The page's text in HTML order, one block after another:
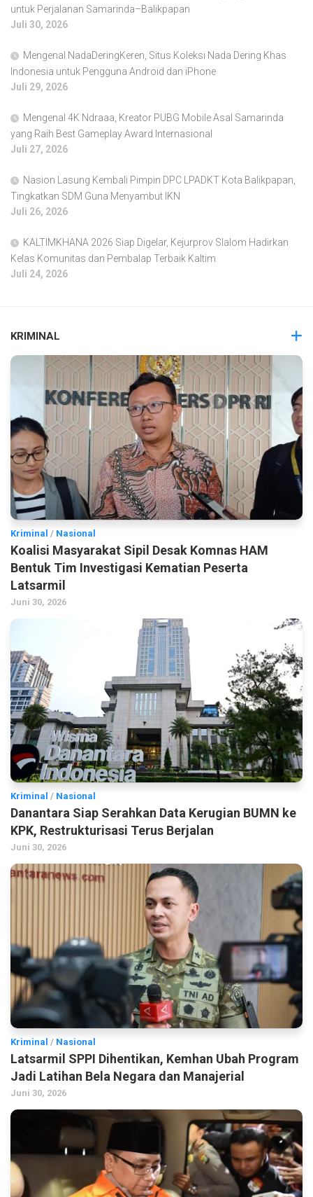
untuk Perjalanan Samarinda–Balikpapan
Juli 30, 2026
Mengenal NadaDeringKeren, Situs Koleksi Nada Dering Khas
Indonesia untuk Pengguna Android dan iPhone
Juli 29, 2026
Mengenal 4K Ndraaa, Kreator PUBG Mobile Asal Samarinda
yang Raih Best Gameplay Award Internasional
Juli 27, 2026
Nasion Lasung Kembali Pimpin DPC LPADKT Kota Balikpapan,
Tingkatkan SDM Guna Menyambut IKN
Juli 26, 2026
KALTIMKHANA 2026 Siap Digelar, Kejurprov Slalom Hadirkan
Kelas Komunitas dan Pembalap Terbaik Kaltim
Juli 24, 2026
KRIMINAL
Kriminal / Nasional
Koalisi Masyarakat Sipil Desak Komnas HAM
Bentuk Tim Investigasi Kematian Peserta
Latsarmil
Juni 30, 2026
Kriminal / Nasional
Danantara Siap Serahkan Data Kerugian BUMN ke
KPK, Restrukturisasi Terus Berjalan
Juni 30, 2026
Kriminal / Nasional
Latsarmil SPPI Dihentikan, Kemhan Ubah Program
Jadi Latihan Bela Negara dan Manajerial
Juni 30, 2026